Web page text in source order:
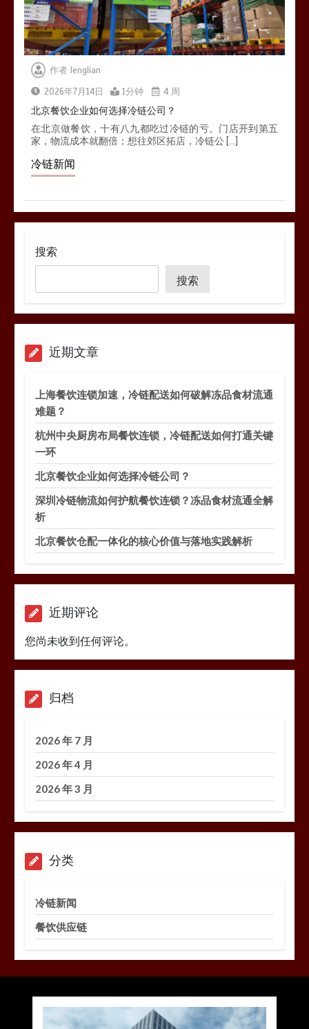
作者 lenglian
2026年7月14日
1分钟 4 周
北京餐饮企业如何选择冷链公司？
在北京做餐饮，十有八九都吃过冷链的亏。门店开到第五
家，物流成本就翻倍；想往郊区拓店，冷链公 […]
冷链新闻
搜索
搜索
近期文章
上海餐饮连锁加速，冷链配送如何破解冻品食材流通
难题？
杭州中央厨房布局餐饮连锁，冷链配送如何打通关键
一环
北京餐饮企业如何选择冷链公司？
深圳冷链物流如何护航餐饮连锁？冻品食材流通全解
析
北京餐饮仓配一体化的核心价值与落地实践解析
近期评论
您尚未收到任何评论。
归档
2026 年 7 月
2026 年 4 月
2026 年 3 月
分类
冷链新闻
餐饮供应链